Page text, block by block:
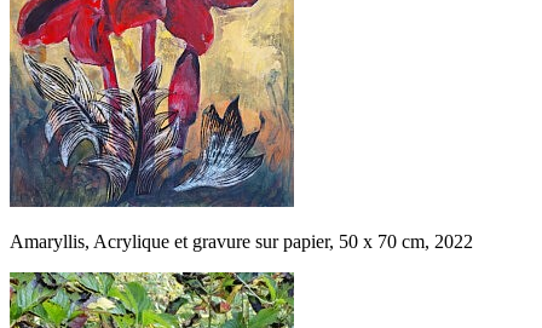
Amaryllis, Acrylique et gravure sur papier, 50 x 70 cm, 2022